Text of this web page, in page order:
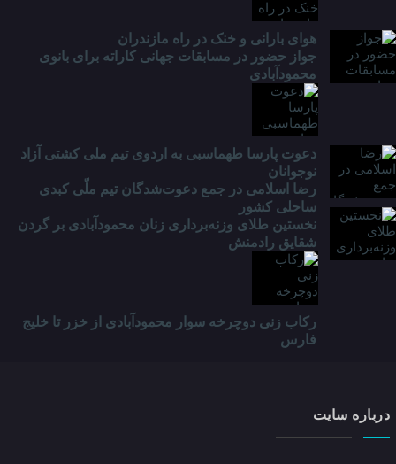
هوای بارانی و خنک در راه مازندران
جواز حضور در مسابقات جهانی کاراته برای بانوی
محمودآبادی
دعوت پارسا طهماسبی به اردوی تیم ملی کشتی آزاد
نوجوانان
رضا اسلامی در جمع دعوت‌شدگان تیم ملّی کبدی
ساحلی کشور
نخستین طلای وزنه‌برداری زنان محمودآبادی بر گردن
شقایق رادمنش
رکاب زنی دوچرخه سوار محمودآبادی از خزر تا خلیج
فارس
درباره سایت